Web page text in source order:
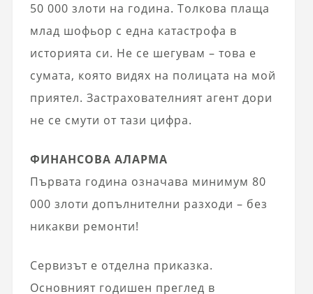
50 000 злоти на година. Толкова плаща
млад шофьор с една катастрофа в
историята си. Не се шегувам – това е
сумата, която видях на полицата на мой
приятел. Застрахователният агент дори
не се смути от тази цифра.
ФИНАНСОВА АЛАРМА
Първата година означава минимум 80
000 злоти допълнителни разходи – без
никакви ремонти!
Сервизът е отделна приказка.
Основният годишен преглед в